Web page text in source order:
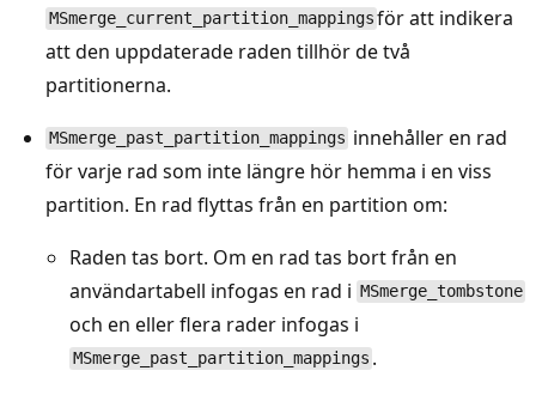
MSmerge_current_partition_mappings för att indikera
att den uppdaterade raden tillhör de två
partitionerna.
MSmerge_past_partition_mappings innehåller en rad
för varje rad som inte längre hör hemma i en viss
partition. En rad flyttas från en partition om:
Raden tas bort. Om en rad tas bort från en
användartabell infogas en rad i MSmerge_tombstone
och en eller flera rader infogas i
MSmerge_past_partition_mappings .